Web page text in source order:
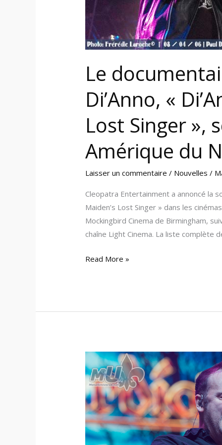
Le
Di’Anno, «
Lost Singer »,
Amérique du
Laisser un commentaire / Nouvelles /
Cleopatra Entertainment a annoncé la
Maiden’s Lost Singer » dans les
Mockingbird Cinema de Birmingham,
chaîne Light Cinema. La liste complète
sera
lancé
en
Read More »
Blind
Guardian
espère
compléter
la
préproduction
de